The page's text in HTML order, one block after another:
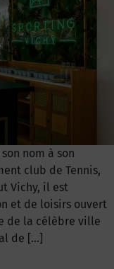
nom à son
club de Tennis,
Vichy, il est
et de loisirs ouvert
de la célèbre ville
de […]